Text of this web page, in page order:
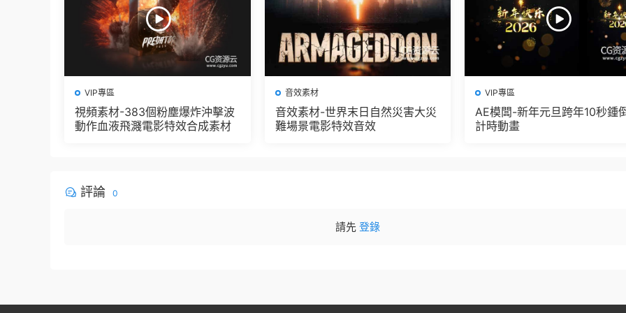
VIP專區
視頻素材-383個粉塵爆炸沖擊波
動作血液飛濺電影特效合成素材
音效素材
音效素材-世界末日自然災害大災
難場景電影特效音效
VIP專區
AE模闆-新年元旦跨年10秒鍾
計時動畫
評論 0
請先 登錄